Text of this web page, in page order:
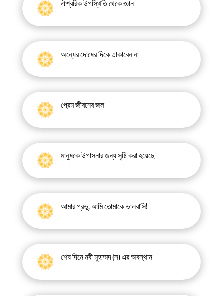
ঐশ্বরিক উপস্থিতি থেকে জ্ঞান
অন্যের দোষের দিকে তাকাবেন না
প্রেম জীবনের জল
মানুষকে উপাসনার জন্য সৃষ্টি করা হয়েছে
আমার প্রভু, আমি তোমাকে ভালবাসি!
শেষ দিনে নবী মুহাম্মদ (স) এর অবস্থান